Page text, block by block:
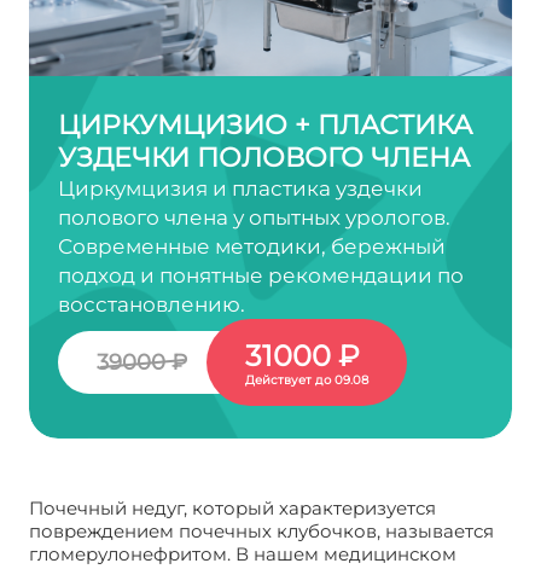
ЦИРКУМЦИЗИО + ПЛАСТИКА
УЗДЕЧКИ ПОЛОВОГО ЧЛЕНА
Циркумцизия и пластика уздечки
полового члена у опытных урологов.
Современные методики, бережный
подход и понятные рекомендации по
восстановлению.
39000 ₽ 31000 ₽
Действует до 09.08
Почечный недуг, который характеризуется
повреждением почечных клубочков, называется
гломерулонефритом. В нашем медицинском